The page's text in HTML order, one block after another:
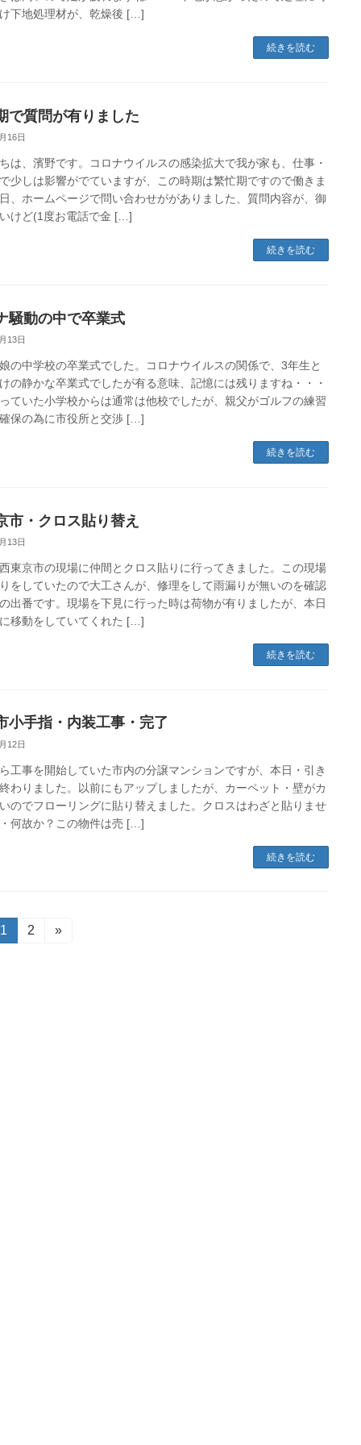
下地処理材が、乾燥後 […]
続きを読む
で質問が有りました
16日
は、濱野です。コロナウイルスの感染拡大で我が家も、仕事・
少しは影響がでていますが、この時期は繁忙期ですので働きま
、ホームページで問い合わせががありました、質問内容が、御
けど(1度お電話で金 […]
続きを読む
騒動の中で卒業式
13日
の中学校の卒業式でした。コロナウイルスの関係で、3年生と
の静かな卒業式でしたが有る意味、記憶には残りますね・・・
ていた小学校からは通常は他校でしたが、親父がゴルフの練習
保の為に市役所と交渉 […]
続きを読む
市・クロス貼り替え
13日
東京市の現場に仲間とクロス貼りに行ってきました。この現場
をしていたので大工さんが、修理をして雨漏りが無いのを確認
出番です。現場を下見に行った時は荷物が有りましたが、本日
移動をしていてくれた […]
続きを読む
小手指・内装工事・完了
12日
工事を開始していた市内の分譲マンションですが、本日・引き
わりました。以前にもアップしましたが、カーペット・壁がカ
のでフローリングに貼り替えました。クロスはわざと貼りませ
何故か？この物件は売 […]
続きを読む
固
定
1
固
2 »